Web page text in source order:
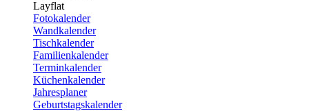
Layflat
Fotokalender
Wandkalender
Tischkalender
Familienkalender
Terminkalender
Küchenkalender
Jahresplaner
Geburtstagskalender